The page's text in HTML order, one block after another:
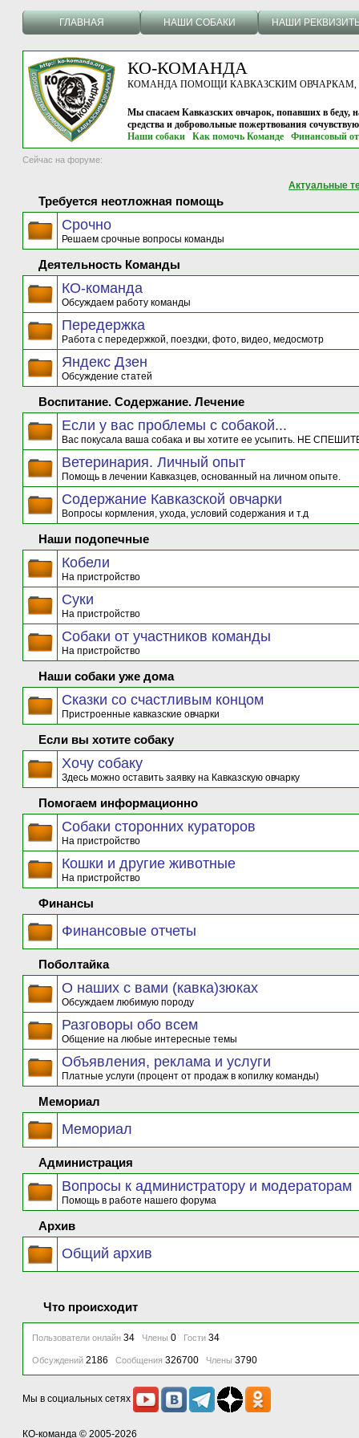
ГЛАВНАЯ НАШИ СОБАКИ НАШИ
КО-КОМАНДА
КОМАНДА ПОМОЩИ КАВКАЗСКИМ ОВЧАРКАМ, г.
Мы спасаем Кавказских овчарок, попавших в беду,
средства и добровольные пожертвования
Наши собаки
Как помочь Команде Финансовый
Сейчас на форуме:
Актуальные
Требуется неотложная помощь
Срочно
Решаем срочные вопросы команды
Деятельность Команды
КО-команда
Обсуждаем работу команды
Передержка
Работа с передержкой, поездки, фото, видео, медосмотр
Яндекс Дзен
Обсуждение статей
Воспитание. Содержание. Лечение
Если у вас проблемы с собакой...
Вас покусала ваша собака и вы хотите ее усыпить. НЕ
Ветеринария. Личный опыт
Помощь в лечении Кавказцев, основанный на личном опыте.
Содержание Кавказской овчарки
Вопросы кормления, ухода, условий содержания и т.д
Наши подопечные
Кобели
На пристройство
Суки
На пристройство
Собаки от участников команды
На пристройство
Наши собаки уже дома
Сказки со счастливым концом
Пристроенные кавказские овчарки
Если вы хотите собаку
Хочу собаку
Здесь можно оставить заявку на Кавказскую овчарку
Помогаем информационно
Собаки сторонних кураторов
На пристройство
Кошки и другие животные
На пристройство
Финансы
Финансовые отчеты
Поболтайка
О наших с вами (кавка)зюках
Обсуждаем любимую породу
Разговоры обо всем
Общение на любые интересные темы
Объявления, реклама и услуги
Платные услуги (процент от продаж в копилку команды)
Мемориал
Мемориал
Администрация
Вопросы к администратору и модераторам
Помощь в работе нашего форума
Архив
Общий архив
Что происходит
Пользователи онлайн 34 Члены 0 Гости 34
Обсуждений 2186 Сообщения 326700 Члены 3790
Мы в социальных сетях
КО-команда © 2005-2026